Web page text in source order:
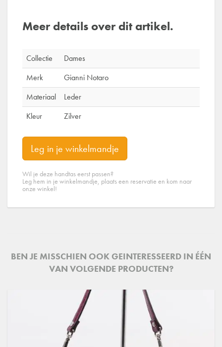
Meer details over dit artikel.
Collectie
Dames
Merk
Gianni Notaro
Materiaal
Leder
Kleur
Zilver
Leg in je winkelmandje
Wil je deze handtas eerst passen?
Leg hem in je winkelmandje, plaats een reservatie en kom naar
onze winkel!
BEN JE MISSCHIEN OOK GEINTERESSEERD IN ÉÉN
VAN VOLGENDE PRODUCTEN?